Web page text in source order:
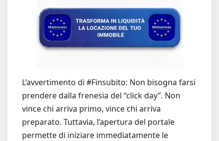
L’avvertimento di #Finsubito: Non bisogna farsi
prendere dalla frenesia del “click day”. Non
vince chi arriva primo, vince chi arriva
preparato. Tuttavia, l’apertura del portale
permette di iniziare immediatamente le